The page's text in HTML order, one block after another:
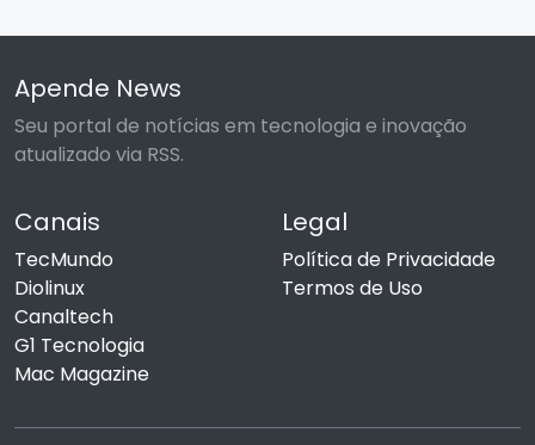
Apende News
Seu portal de notícias em tecnologia e inovação
atualizado via RSS.
Canais
TecMundo
Diolinux
Canaltech
G1 Tecnologia
Mac Magazine
Legal
Política de Privacidade
Termos de Uso